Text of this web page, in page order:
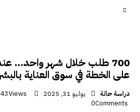
700 طلب خلال شهر واحد…
على الخطة في سوق العناية
دراسة حالة يوليو 31, 2025 143Views
0Comments